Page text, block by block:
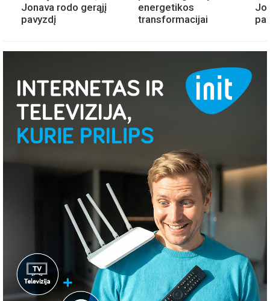
Jonava rodo gerąjį
pavyzdį
energetikos
transformacijai